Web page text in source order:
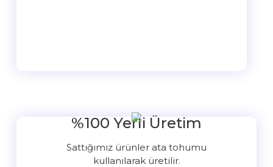
%100 Yerli Üretim
Sattığımız ürünler ata tohumu
kullanılarak üretilir.